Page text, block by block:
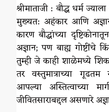
श्रीमाताजी : बौद्ध धर्म
मुख्यत: अहंकार आणि अज्ञान
कारण बौद्धांच्या
अज्ञान; पण बाह्य गोष्टींचे
तुम्ही जे काही शाळेमध्ये
तर वस्तुमात्राच्या
आपल्या अस्तित्वाच्या
जीवितसाराबद्दल असणारे